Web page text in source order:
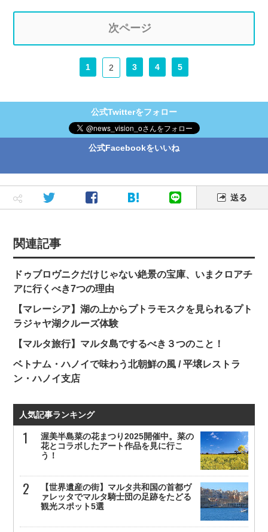
次ページ
1 2 3 4 5
公式Twitterをフォロー
公式Facebookをいいね
送る
関連記事
ドゥブロヴニクだけじゃない絶景の宝庫、いまクロアチ
アに行くべき7つの理由
【マレーシア】湖の上からプトラモスクを見られるプト
ラジャヤ湖クルーズ体験
【マルタ旅行】マルタ島でするべき３つのこと！
ベトナム・ハノイで味わう北朝鮮の風 / 平壌レストラ
ン・ハノイ支店
人気記事ランキング
渥美半島菜の花まつり2025開催中。菜の
花とコラボしたアート作品を見に行こ
う！
【世界遺産の街】マルタ共和国の首都ヴ
ァレッタでマルタ騎士団の足跡をたどる
観光スポット5選